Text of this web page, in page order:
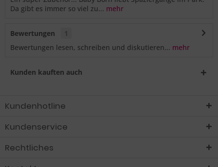
Da gibt es immer so viel zu... mehr
Bewertungen
1
Bewertungen lesen, schreiben und diskutieren... mehr
Kunden kauften auch
Kundenhotline
Kundenservice
Rechtliches